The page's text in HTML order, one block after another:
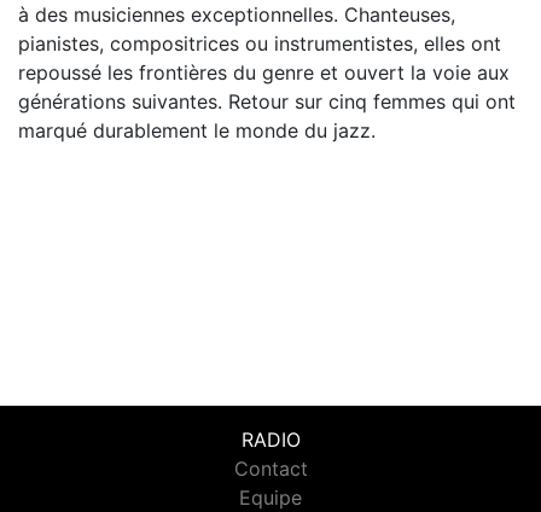
à des musiciennes exceptionnelles. Chanteuses,
pianistes, compositrices ou instrumentistes, elles ont
repoussé les frontières du genre et ouvert la voie aux
générations suivantes. Retour sur cinq femmes qui ont
marqué durablement le monde du jazz.
RADIO
Contact
Equipe